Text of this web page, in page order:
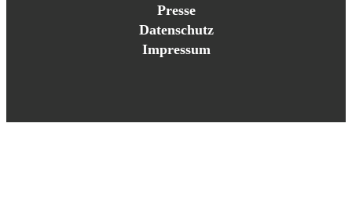
Presse
Datenschutz
Impressum